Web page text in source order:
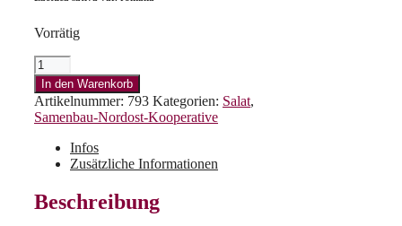
Vorrätig
Wintersalat
"Schwarzes
Meer"
Menge
In den Warenkorb
Artikelnummer: 793 Kategorien: Salat,
Samenbau-Nordost-Kooperative
Infos
Zusätzliche Informationen
Beschreibung